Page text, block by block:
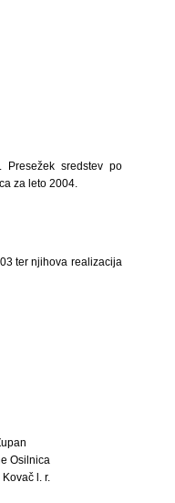
sredstev po
za leto 2004.
ter njihova realizacija
Osilnica
l. r.